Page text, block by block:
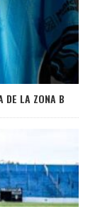
DE LA ZONA B